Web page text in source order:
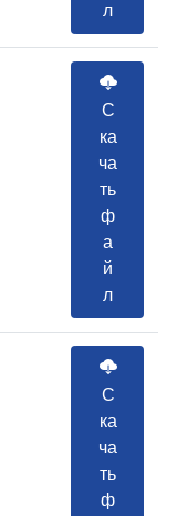
л
С
ка
ча
ть
ф
а
й
л
С
ка
ча
ть
ф